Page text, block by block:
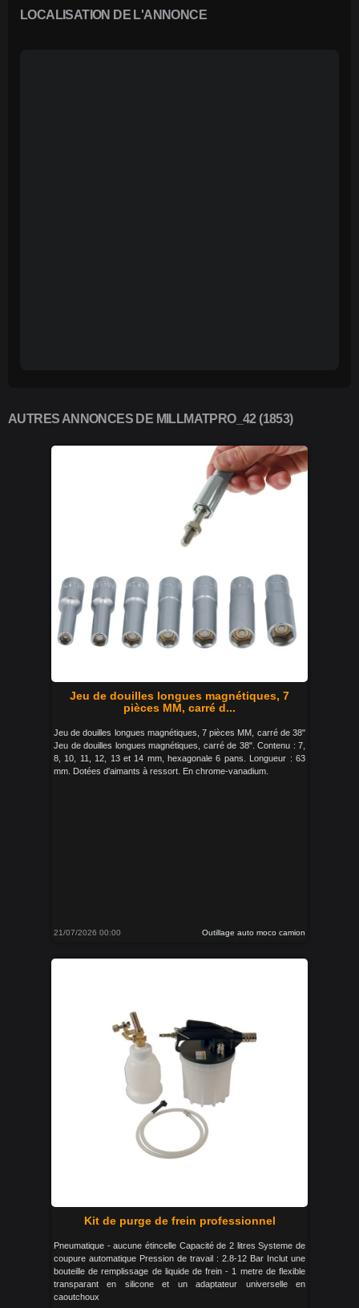
LOCALISATION DE L'ANNONCE
AUTRES ANNONCES DE MILLMATPRO_42 (1853)
Jeu de douilles longues magnétiques, 7
pièces MM, carré d...
Jeu de douilles longues magnétiques, 7 pièces MM, carré de 38"
Jeu de douilles longues magnétiques, carré de 38". Contenu : 7,
8, 10, 11, 12, 13 et 14 mm, hexagonale 6 pans. Longueur : 63
mm. Dotées d'aimants à ressort. En chrome-vanadium.
21/07/2026 00:00 Outillage auto moco camion
Kit de purge de frein professionnel
Pneumatique - aucune étincelle Capacité de 2 litres Systeme de
coupure automatique Pression de travail : 2.8-12 Bar Inclut une
bouteille de remplissage de liquide de frein - 1 metre de flexible
transparant en silicone et un adaptateur universelle en
caoutchoux